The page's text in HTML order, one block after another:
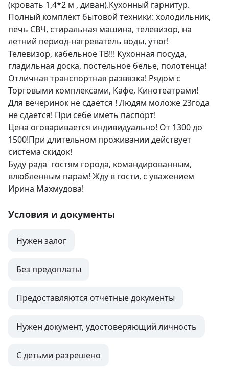
(кровать 1,4*2 м , диван).Кухонный гарнитур.
Полный комплект бытовой техники: холодильник,
печь СВЧ, стиральная машина, телевизор, на
летний период-нагреватель воды, утюг!
Телевизор, кабельное ТВ!!! Кухонная посуда,
гладильная доска, постельное белье, полотенца!
Отличная транспортная развязка! Рядом с
Торговыми комплексами, Кафе, Кинотеатрами!
Для вечеринок не сдается ! Людям моложе 23года
не сдается! При себе иметь паспорт!
Цена оговаривается индивидуально! От 1300 до
1500!При длительном проживании действует
система скидок!
Буду рада  гостям города, командированным,
влюбленным парам! Жду в гости, с уважением
Ирина Махмудова!
Условия и документы
Нужен залог
Без предоплаты
Предоставляются отчетные документы
Нужен документ, удостоверяющий личность
С детьми разрешено